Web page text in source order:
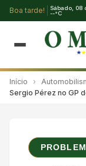
Boa tarde!
Sábado, 08
--°C
Início ›
Sergio Pérez no GP